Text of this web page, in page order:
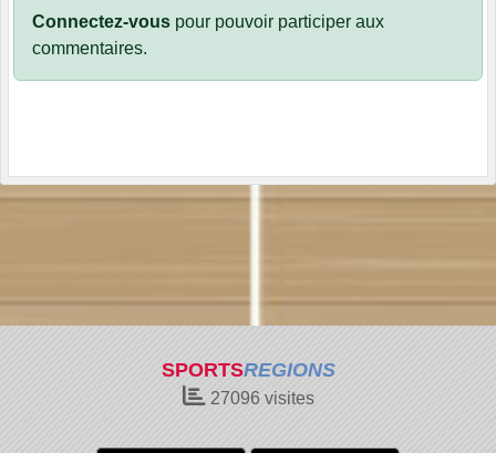
Connectez-vous pour pouvoir participer aux
commentaires.
SPORTSREGIONS
27096visites